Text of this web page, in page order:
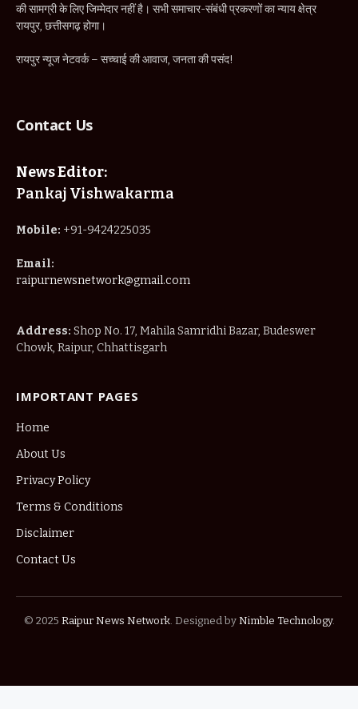
की सामग्री के लिए जिम्मेदार नहीं है। सभी समाचार-संबंधी प्रकरणों का न्याय क्षेत्र
रायपुर, छत्तीसगढ़ होगा।
रायपुर न्यूज नेटवर्क – सच्चाई की आवाज, जनता की पसंद!
Contact Us
News Editor:
Pankaj Vishwakarma
Mobile: +91-9424225035
Email:
raipurnewsnetwork@gmail.com
Address: Shop No. 17, Mahila Samridhi Bazar, Budeswer
Chowk, Raipur, Chhattisgarh
IMPORTANT PAGES
Home
About Us
Privacy Policy
Terms & Conditions
Disclaimer
Contact Us
© 2025 Raipur News Network. Designed by Nimble Technology.